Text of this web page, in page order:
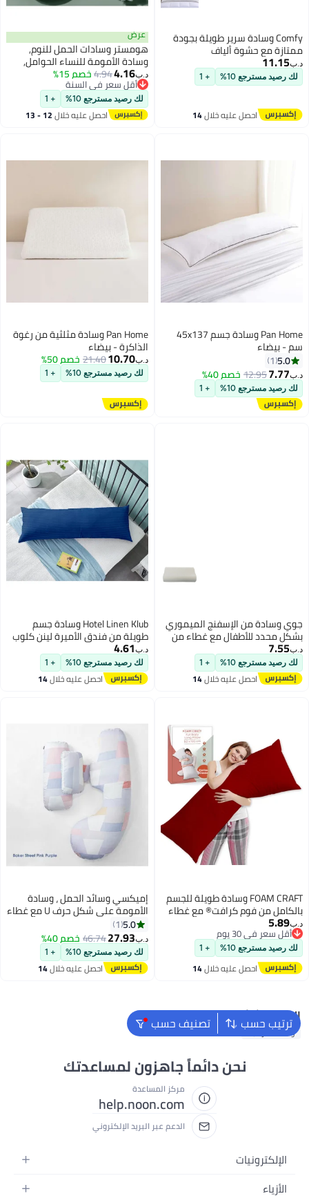
Comfy وسادة سرير طويلة بجودة
ممتازة مع حشوة ألياف
د.ب‏11.15
لك رصيد مسترجع 10% + 1
احصل عليه خلال14
عرض
هومستر وسادات الحمل للنوم,
وسادة الأمومة للنساء الحوامل,
دعم وسادات الحمل, تغذية الطفل
جانب وسادة النوم, قابل للتعديل,
لدعم ظهر البطن الأخضر
د.ب‏4.16
4.94خصم 15%
أقل سعر في السنة
أقل سعر في السنة
لك رصيد مسترجع 10% + 1
احصل عليه خلال 12 - 13
Pan Home وسادة جسم 45x137
سم - بيضاء
5.0
1
د.ب‏7.77
12.95خصم 40%
لك رصيد مسترجع 10% + 1
Pan Home وسادة مثلثية من رغوة
الذاكرة - بيضاء
د.ب‏10.70
21.40خصم 50%
لك رصيد مسترجع 10% + 1
جوي وسادة من الإسفنج الميموري
بشكل محدد للأطفال مع غطاء من
القطن المصري أبيض
د.ب‏7.55
لك رصيد مسترجع 10% + 1
احصل عليه خلال14
Hotel Linen Klub وسادة جسم
طويلة من فندق الأميرة لينن كلوب
د.ب‏4.61
لك رصيد مسترجع 10% + 1
احصل عليه خلال14
FOAM CRAFT وسادة طويلة للجسم
بالكامل من فوم كرافت® مع غطاء
قطن - بورغندي، 50 × 120 سم
د.ب‏5.89
أقل سعر في 30 يوم
أقل سعر في 30 يوم
لك رصيد مسترجع 10% + 1
احصل عليه خلال14
3
إميكسي وسائد الحمل ، وسادة
الأمومة على شكل حرف U مع غطاء
للنوم والاسترخاء والرضاعة
5.0
1
د.ب‏27.93
46.74خصم 40%
لك رصيد مسترجع 10% + 1
احصل عليه خلال14
ترتيب حسب تصنيف حسب البحث الشائع
وسادة الرقبة
نحن دائماً جاهزون لمساعدتك
مركز المساعدة
help.noon.com
الدعم عبر البريد الإلكتروني
الإلكترونيات
الجوالات
الأزياء